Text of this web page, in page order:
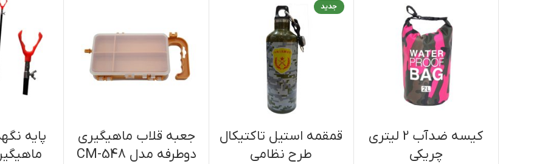
کیسه ضدآب 2 لیتری
چریکی
جدید
قمقمه استیل تاکتیکال
طرح نظامی
جعبه قلاب ماهیگیری
دوطرفه مدل CM-548
پایه